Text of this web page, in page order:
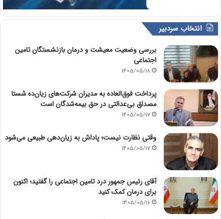
انتخاب سردبیر
بررسی وضعیت معیشت و درمان بازنشستگان تامین
اجتماعی
1405/05/18
پرداخت فوق‌العاده به مدیران شرکت‌های زیان‌ده شستا
مصداق بی‌عدالتی در حق بیمه‌شدگان است
1405/05/17
وقتی نظارت نیست؛ پاداش به زیان‌دهی طبیعی می‌شود
1405/05/17
آقای رئیس جمهور درد تامین اجتماعی را گفتید؛ اکنون
برای درمان کمک کنید
1405/05/16